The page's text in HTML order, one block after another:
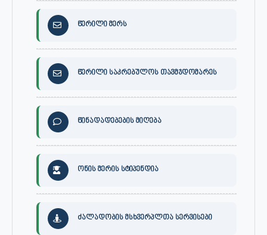
წერილი მერს
წერილი საკრებულოს თავმჯდომარეს
წინადადებების მიღება
ონის მერის სტიპენდია
ძალადობის მსხვერპლთა სერვისები